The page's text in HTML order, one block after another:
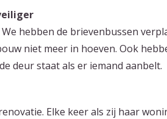
hebben de brievenbussen
niet meer in hoeven. Ook
deur staat als er iemand aanbelt.
Elke keer als zij haar